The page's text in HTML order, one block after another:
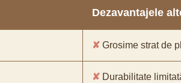
Dezavantajele
✘ Grosime strat de
✘ Durabilitate